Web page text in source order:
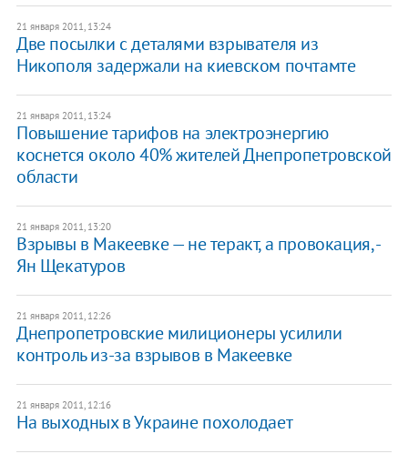
21 января 2011, 13:24
Две посылки с деталями взрывателя из
Никополя задержали на киевском почтамте
21 января 2011, 13:24
Повышение тарифов на электроэнергию
коснется около 40% жителей Днепропетровской
области
21 января 2011, 13:20
Взрывы в Макеевке — не теракт, а провокация, -
Ян Щекатуров
21 января 2011, 12:26
Днепропетровские милиционеры усилили
контроль из-за взрывов в Макеевке
21 января 2011, 12:16
На выходных в Украине похолодает